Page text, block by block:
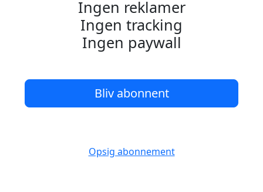
Ingen reklamer
Ingen tracking
Ingen paywall
Bliv abonnent
Opsig abonnement